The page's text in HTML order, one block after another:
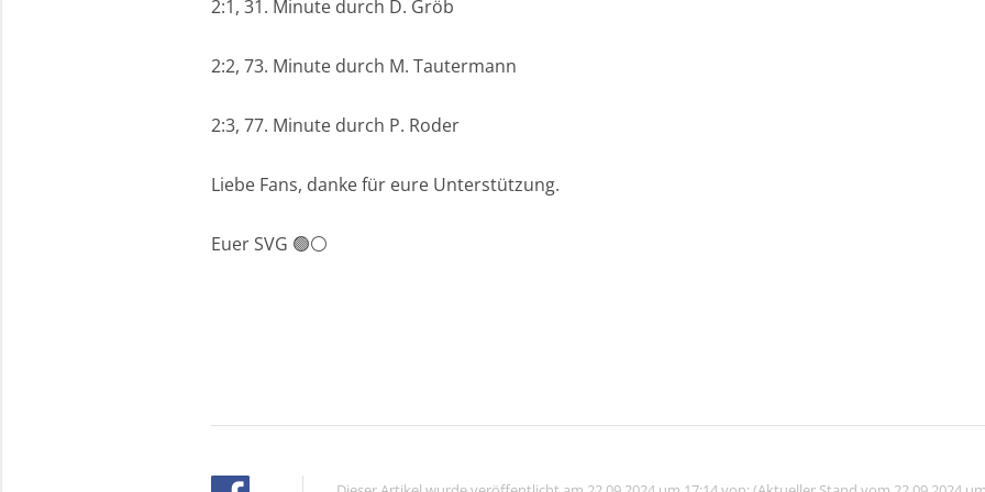
2:1, 31. Minute durch D. Gröb
2:2, 73. Minute durch M. Tautermann
2:3, 77. Minute durch P. Roder
Liebe Fans, danke für eure Unterstützung.
Euer SVG 🟢⚪️